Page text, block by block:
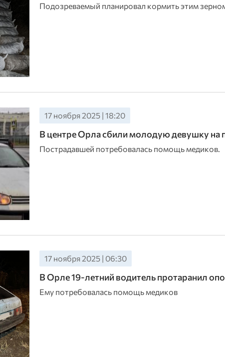
Подозреваемый планировал кормить этим
17 ноября 2025 | 18:20
В центре Орла сбили молодую девушку на
Пострадавшей потребовалась помощь медиков.
17 ноября 2025 | 06:30
В Орле 19-летний водитель протаранил
Ему потребовалась помощь медиков